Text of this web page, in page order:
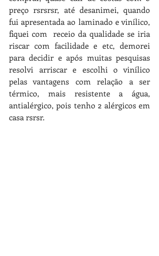
preço rsrsrsr, até desanimei, quando
fui apresentada ao laminado e vinílico,
fiquei com  receio da qualidade se iria
riscar com facilidade e etc, demorei
para decidir e após muitas pesquisas
resolvi arriscar e escolhi o vinílico
pelas vantagens com relação a ser
térmico, mais resistente a água,
antialérgico, pois tenho 2 alérgicos em
casa rsrsr.